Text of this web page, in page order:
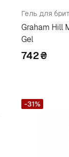
Гель для
Graham Hill
Gel
742₴
-31%